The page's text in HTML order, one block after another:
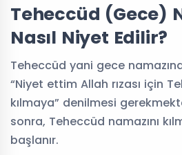
Teheccüd (Gece)
Nasıl Niyet Edilir?
Teheccüd yani gece
“Niyet ettim Allah rızası için
kılmaya” denilmesi
sonra, Teheccüd namazını
başlanır.